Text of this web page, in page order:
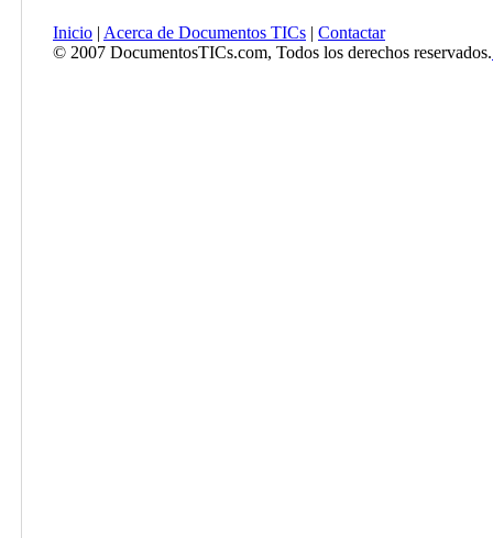
Inicio | Acerca de Documentos TICs | Contactar
© 2007 DocumentosTICs.com, Todos los derechos reservados.